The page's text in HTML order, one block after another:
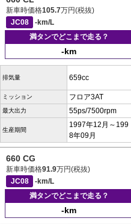
新車時価格105.7万円(税抜)
JC08
-km/L
満タンでどこまで走る？
-km
排気量 659cc
ミッション フロア3AT
最大出力 55ps/7500rpm
生産期間
1997年12月～199
8年09月
660 CG
新車時価格91.9万円(税抜)
JC08
-km/L
満タンでどこまで走る？
-km